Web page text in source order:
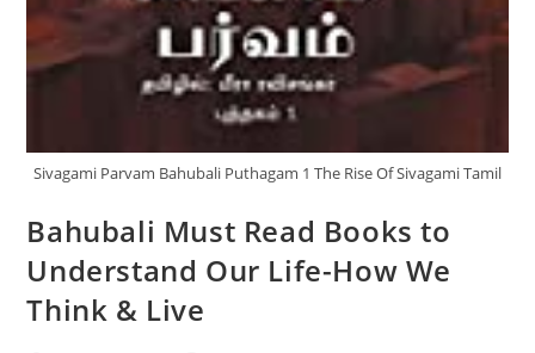
Sivagami Parvam Bahubali Puthagam 1 The Rise Of Sivagami Tamil
Bahubali Must Read Books to
Understand Our Life-How We
Think & Live